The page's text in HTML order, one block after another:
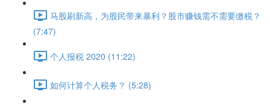
马股刷新高，为股民带来暴利？股市赚钱需不需要缴税？
(7:47)
个人报税 2020 (11:22)
如何计算个人税务？ (5:28)